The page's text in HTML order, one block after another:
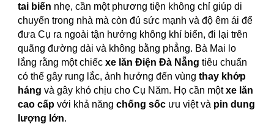
tai biến nhẹ, cần một phương tiện không chỉ giúp di
chuyển trong nhà mà còn đủ sức mạnh và độ êm ái để
đưa Cụ ra ngoài tận hưởng không khí biển, đi lại trên
quãng đường dài và không bằng phẳng. Bà Mai lo
lắng rằng một chiếcxe lăn Điện Đà Nẵng tiêu chuẩn
có thể gây rung lắc, ảnh hưởng đến vùngthay khớp
háng và gây khó chịu cho Cụ Năm. Họ cần mộtxe lăn
cao cấp với khả năngchống sốc ưu việt và pin dung
lượng lớn.